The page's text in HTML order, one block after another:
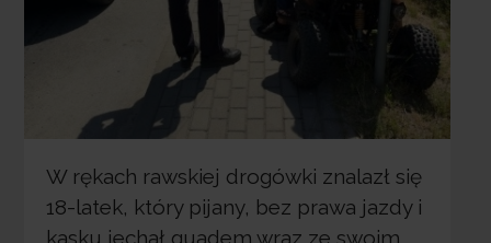
W rękach rawskiej drogówki znalazł się
18-latek, który pijany, bez prawa jazdy i
kasku jechał quadem wraz ze swoim